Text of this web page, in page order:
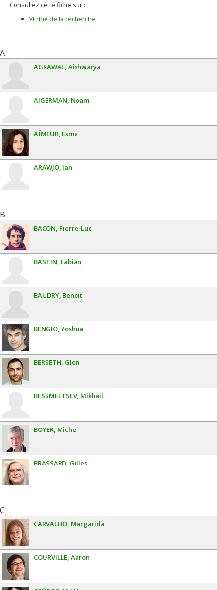
Co-chercheurs : Utsav Sadana
Sources de financement :MITACS Inc.
Consultez cette fiche sur :
Vitrine de la recherche
A
AGRAWAL Aishwarya
AIGERMAN Noam
AÏMEUR Esma
ARAWJO Ian
B
BACON Pierre-Luc
BASTIN Fabian
BAUDRY Benoit
BENGIO Yoshua
BERSETH Glen
BESSMELTSEV Mikhail
BOYER Michel
BRASSARD Gilles
C
CARVALHO Margarida
COURVILLE Aaron